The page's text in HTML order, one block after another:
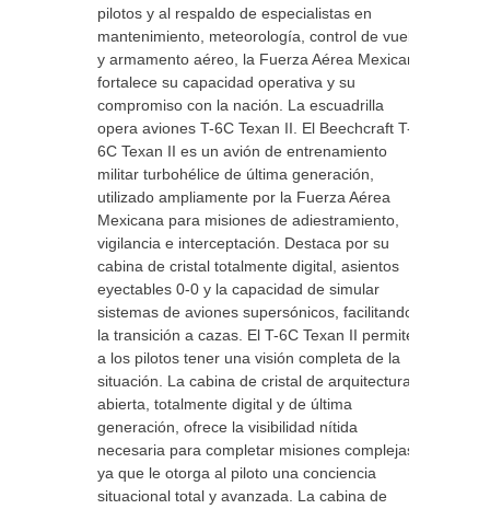
pilotos y al respaldo de especialistas en
mantenimiento, meteorología, control de vuelo
y armamento aéreo, la Fuerza Aérea Mexicana
fortalece su capacidad operativa y su
compromiso con la nación. La escuadrilla
opera aviones T-6C Texan II. El Beechcraft T-
6C Texan II es un avión de entrenamiento
militar turbohélice de última generación,
utilizado ampliamente por la Fuerza Aérea
Mexicana para misiones de adiestramiento,
vigilancia e interceptación. Destaca por su
cabina de cristal totalmente digital, asientos
eyectables 0-0 y la capacidad de simular
sistemas de aviones supersónicos, facilitando
la transición a cazas. El T-6C Texan II permite
a los pilotos tener una visión completa de la
situación. La cabina de cristal de arquitectura
abierta, totalmente digital y de última
generación, ofrece la visibilidad nítida
necesaria para completar misiones complejas,
ya que le otorga al piloto una conciencia
situacional total y avanzada. La cabina de